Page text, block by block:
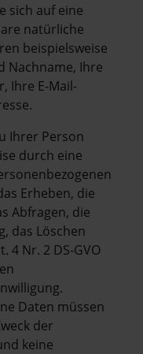
sich auf eine
natürliche
beispielsweise
Nachname, Ihre
Ihre E-Mail-
Ihrer Person
durch eine
Erheben, die
Abfragen, die
das Löschen
4 Nr. 2 DS-GVO
Daten müssen
der
keine